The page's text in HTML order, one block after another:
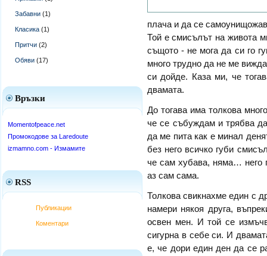
плача и да се
Той е смисълът на живота
същото - не мога да си го
много трудно да не ме
си дойде. Каза ми, че
двамата.
До тогава има толкова
че се събуждам и трябва
да ме пита как е минал
без него всичко губи
че сам хубава, няма… него
аз сам сама.
Толкова свикнахме един с
намери някоя друга,
освен мен. И той се
сигурна в себе си. И
е, че дори един ден да се
Забавни (1)
Класика (1)
Притчи (2)
Обяви (17)
Връзки
Momentofpeace.net
Промокодове за Laredoute
izmamno.com - Измамите
RSS
Публикации
Коментари